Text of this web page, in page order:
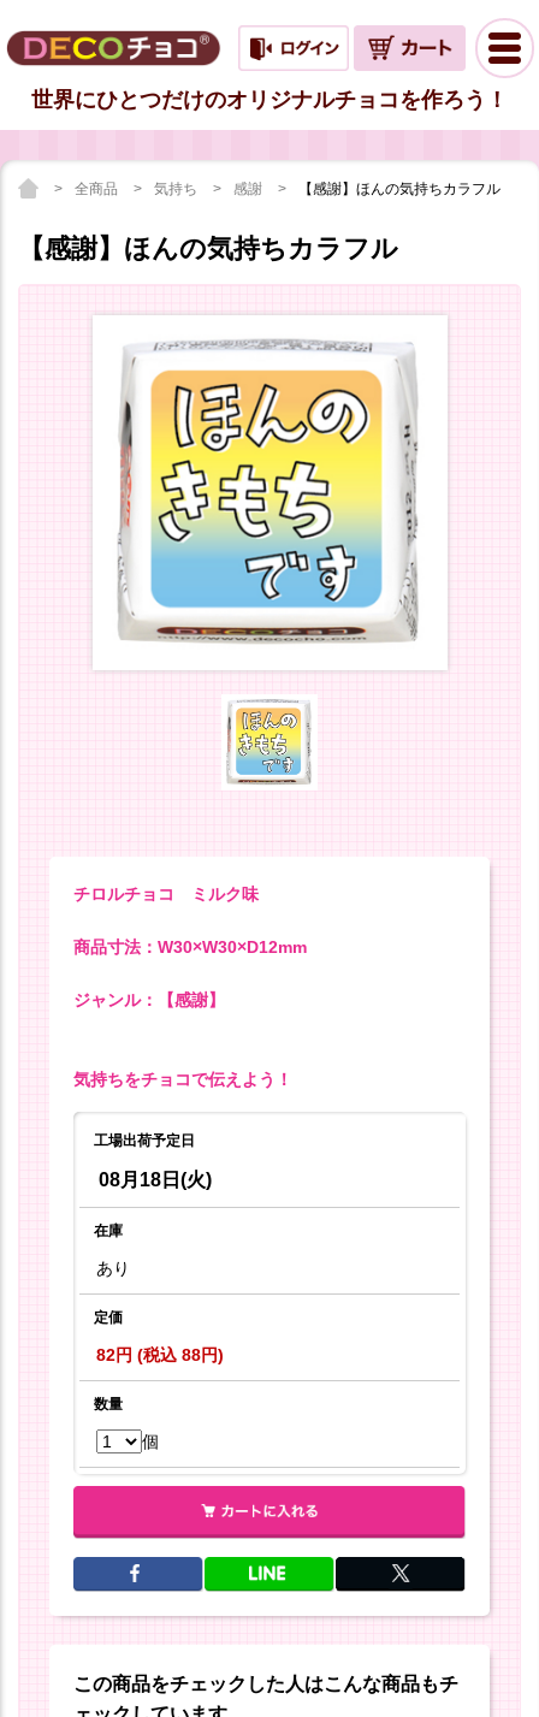
世界にひとつだけのオリジナルチョコを作ろう！
全商品 気持ち 感謝 【感謝】ほんの気持ちカラフル
【感謝】ほんの気持ちカラフル
チロルチョコ ミルク味
商品寸法：W30×W30×D12mm
ジャンル：【感謝】
気持ちをチョコで伝えよう！
工場出荷予定日
08月18日(火)
在庫
あり
定価
82円 (税込 88円)
数量
個
この商品をチェックした人はこんな商品もチ